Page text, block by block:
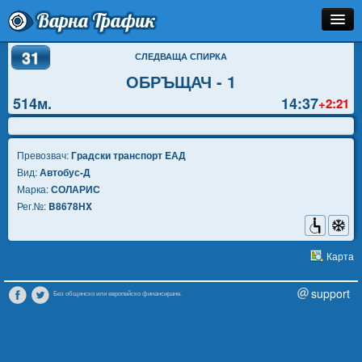
Варна Трафик
Спирка
Разписание
Как Да Стигна?
Инфо
31 СЛЕДВАЩА СПИРКА
ОБРЪЩАЧ - 1
14:37+2:21
514м.
Превозвач:Градски транспорт EАД
Вид:Автобус-Д
Марка:СОЛАРИС
Рег.№: B8678HX
Карта
Без общинско или европейско финансиране. support